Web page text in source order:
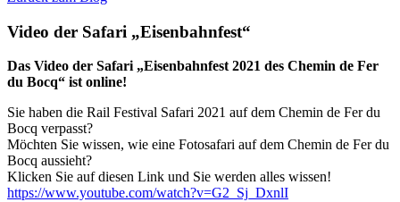
Video der Safari „Eisenbahnfest“
Das Video der Safari „Eisenbahnfest 2021 des Chemin de Fer
du Bocq“ ist online!
Sie haben die Rail Festival Safari 2021 auf dem Chemin de Fer du
Bocq verpasst?
Möchten Sie wissen, wie eine Fotosafari auf dem Chemin de Fer du
Bocq aussieht?
Klicken Sie auf diesen Link und Sie werden alles wissen!
https://www.youtube.com/watch?v=G2_Sj_DxnlI